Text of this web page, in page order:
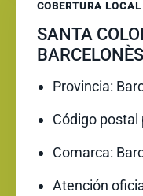
COBERTURA LOCAL
SANTA
BARCELONÈS
Provincia:
Código postal
Comarca:
Atención